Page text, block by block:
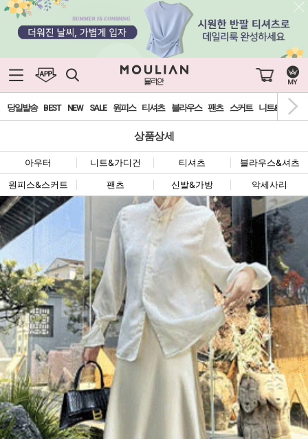
당일발송 BEST NEW SALE 원피스 티셔츠 블라우스 팬츠 스커트 니트&가디건
상품상세
아우터 니트&가디건 티셔츠 블라우스&셔츠
원피스&스커트 팬츠 신발&가방 악세사리